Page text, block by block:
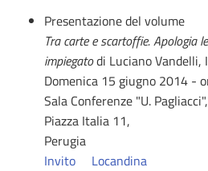
Presentazione del volume
Tra carte e scartoffie. Apologia
impiegatodi Luciano Vandelli,
Domenica 15 giugno 2014 -
Sala Conferenze "U.
Piazza Italia 11,
Perugia
Invito
Locandina